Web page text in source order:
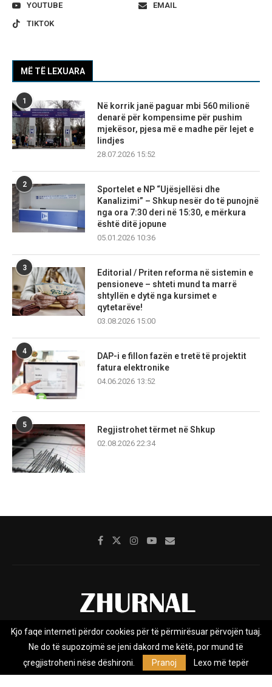
YOUTUBE
EMAIL
TIKTOK
MË TË LEXUARA
1
Në korrik janë paguar mbi 560 milionë
denarë për kompensime për pushim
mjekësor, pjesa më e madhe për lejet e
lindjes
28.07.2026 15:52
2
Sportelet e NP “Ujësjellësi dhe
Kanalizimi” – Shkup nesër do të punojnë
nga ora 7:30 deri në 15:30, e mërkura
është ditë jopune
05.01.2026 10:36
3
Editorial / Priten reforma në sistemin e
pensioneve – shteti mund ta marrë
shtyllën e dytë nga kursimet e
qytetarëve!
03.08.2026 15:00
4
DAP-i e fillon fazën e tretë të projektit
fatura elektronike
04.06.2026 13:52
5
Regjistrohet tërmet në Shkup
02.08.2026 22:34
Rreth nesh Impresumi Marketing
Privacy Policy
Zhurnal.mk është Agjenci e Lajmeve e pavarur, e themeluar në vitin
Kjo faqe interneti përdor cookies për të përmirësuar përvojën tuaj.
Ne do të supozojmë se jeni dakord me këtë, por mund të
çregjistroheni nëse dëshironi.
Pranoj Lexo më tepër